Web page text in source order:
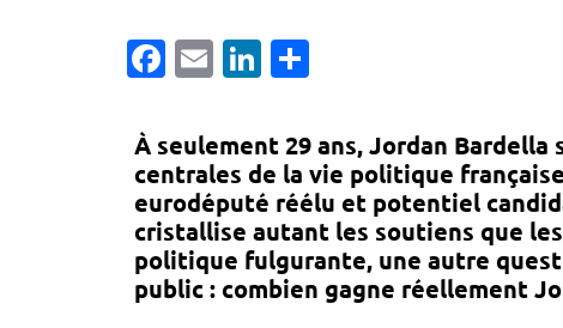
Facebook
EmailLinkedIn
À seulement 29 ans,Jordan Bardella
centrales de la vie politique
eurodéputé réélu et potentiel
cristallise autant les soutiens que
politique fulgurante, une autre
public : combien gagne réellement